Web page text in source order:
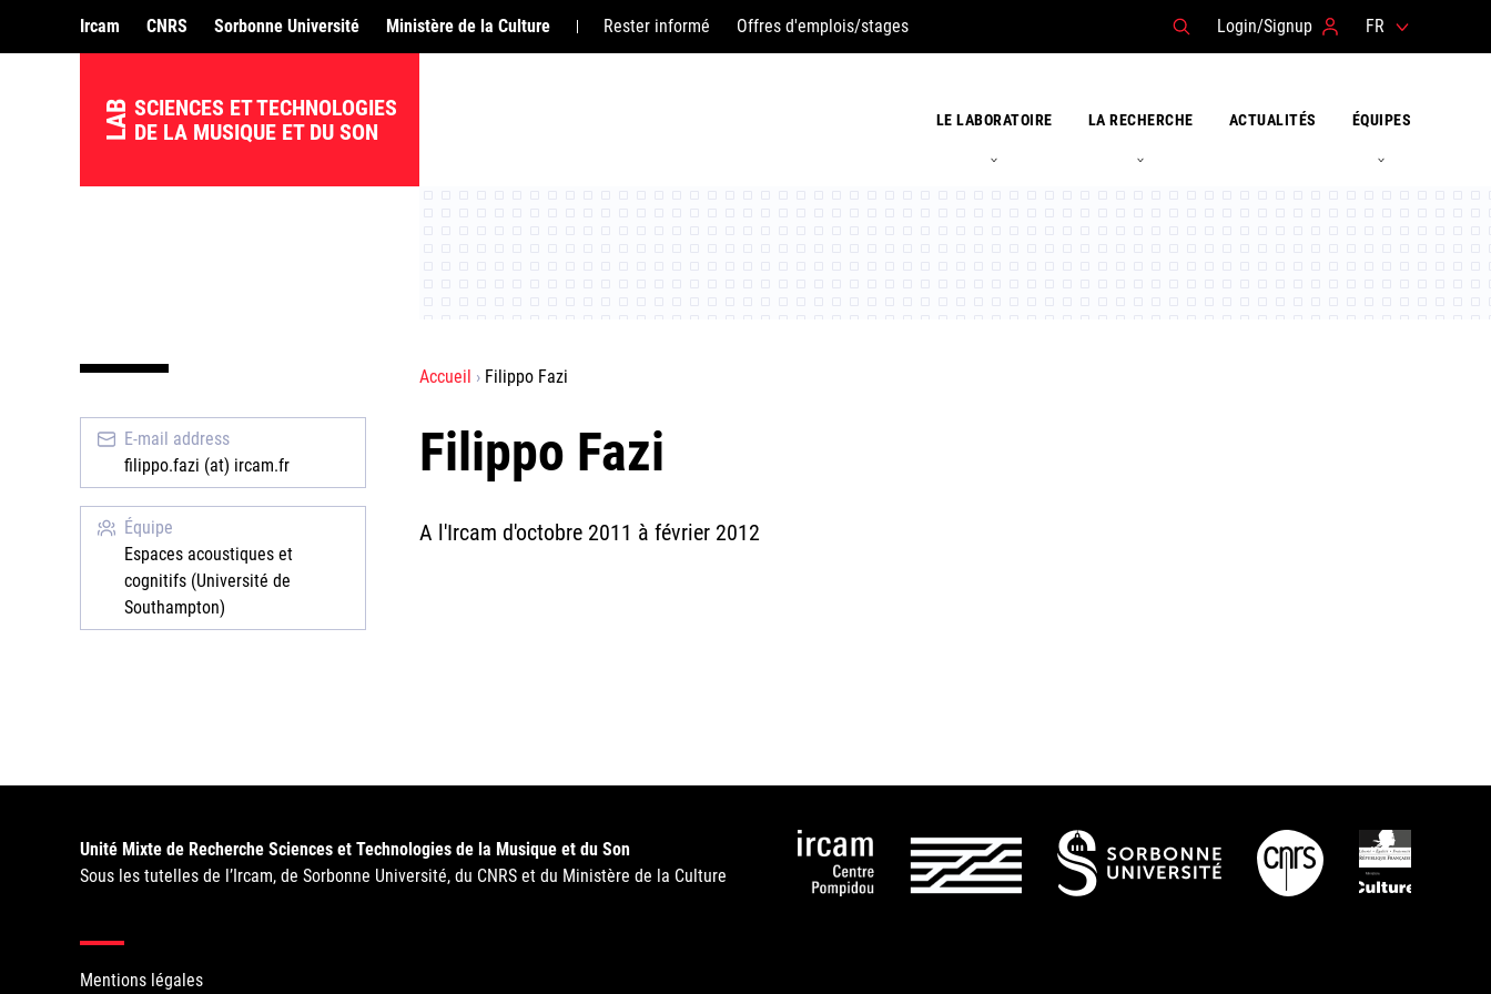
LAB SCIENCES ET TECHNOLOGIES
DE LA MUSIQUE ET DU SON
Ircam CNRS Sorbonne Université Ministère de la Culture Rester informé Offres d'emplois/stages Login/Signup FR
LE LABORATOIRE LA RECHERCHE ACTUALITÉS ÉQUIPES
Accueil Filippo Fazi
Filippo Fazi
E-mail address
filippo.fazi (at) ircam.fr
Équipe
Espaces acoustiques et
cognitifs (Université de
Southampton)
A l'Ircam d'octobre 2011 à février 2012
Unité Mixte de Recherche Sciences et Technologies de la Musique et du Son
Sous les tutelles de l’Ircam, de Sorbonne Université, du CNRS et du Ministère de la Culture
Mentions légales